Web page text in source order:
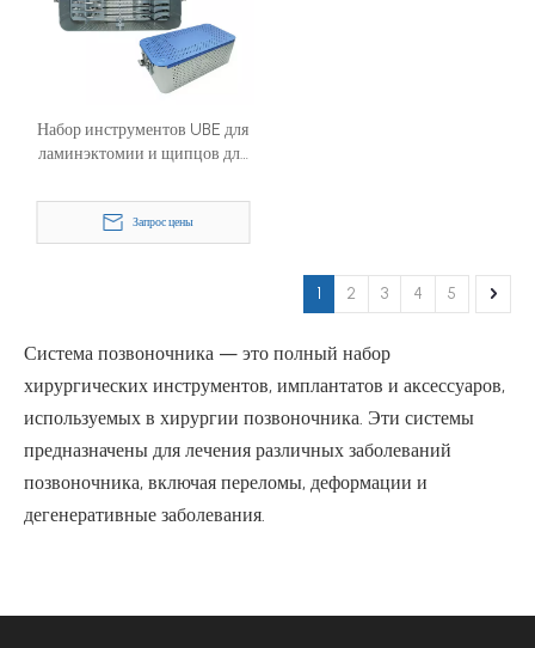
Набор инструментов UBE для
ламинэктомии и щипцов для
Запрос цены
1 2 3 4 5
Система позвоночника — это полный набор
хирургических инструментов, имплантатов и аксессуаров,
используемых в хирургии позвоночника. Эти системы
предназначены для лечения различных заболеваний
позвоночника, включая переломы, деформации и
дегенеративные заболевания.